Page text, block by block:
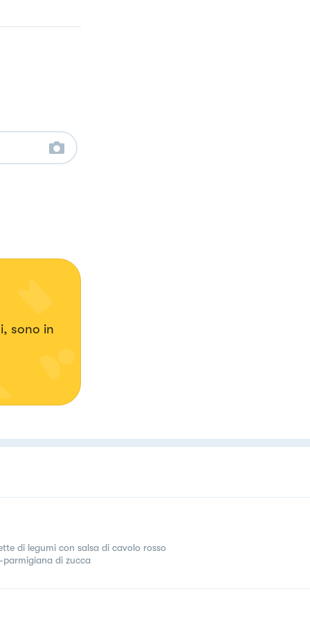
sono in
di legumi con salsa di cavolo rosso
parmigiana di zucca